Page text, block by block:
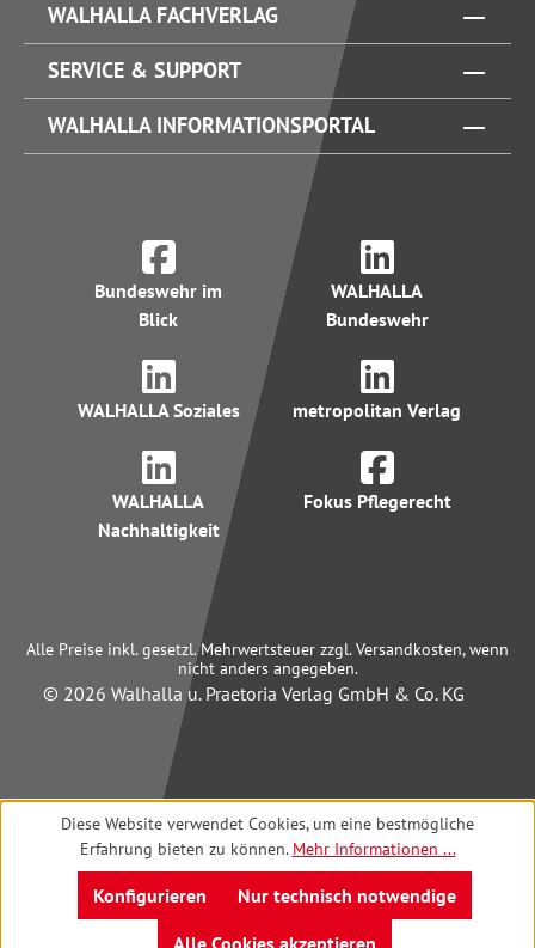
WALHALLA FACHVERLAG
SERVICE & SUPPORT
WALHALLA INFORMATIONSPORTAL
Bundeswehr im
Blick
WALHALLA
Bundeswehr
WALHALLA Soziales metropolitan Verlag
WALHALLA
Nachhaltigkeit
Fokus Pflegerecht
Alle Preise inkl. gesetzl. Mehrwertsteuer zzgl. Versandkosten, wenn
nicht anders angegeben.
© 2026 Walhalla u. Praetoria Verlag GmbH & Co. KG
Diese Website verwendet Cookies, um eine bestmögliche
Erfahrung bieten zu können. Mehr Informationen ...
Nur technisch notwendige
Konfigurieren
Alle Cookies akzeptieren